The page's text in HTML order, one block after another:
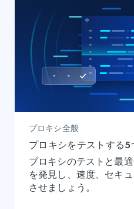
プロキシ全般
プロキシをテストする5
プロキシのテストと最
を発見し、速度、セキ
させましょう。